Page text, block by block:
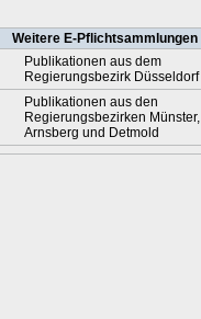
Weitere E-Pflichtsammlungen
Publikationen aus dem
Regierungsbezirk Düsseldorf
Publikationen aus den
Regierungsbezirken Münster,
Arnsberg und Detmold